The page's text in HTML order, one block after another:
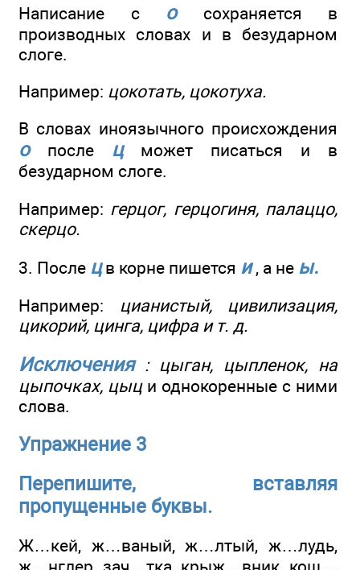
Написание с осохраняется в
производных словах и в безударном
слоге.
Например: цокотать, цокотуха.
В словах иноязычного происхождения
опосле цможет писаться и в
безударном слоге.
Например: герцог, герцогиня, палаццо,
скерцо.
3. После цв корне пишется и, а не ы.
Например: цианистый, цивилизация,
цикорий, цинга, цифра и т. д.
Исключения: цыган, цыпленок, на
цыпочках, цыци однокоренные с ними
слова.
Упражнение 3
Перепишите, вставляя
пропущенные буквы.
Ж…кей, ж…ваный, ж…лтый, ж…лудь,